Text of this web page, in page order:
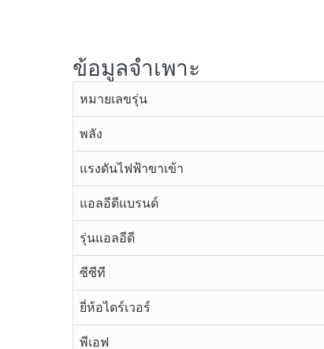
ข้อมูลจำเพาะ
หมายเลขรุ่น
พลัง
แรงดันไฟฟ้าขาเข้า
แอลอีดีแบรนด์
รุ่นแอลอีดี
ซีซีที
ยี่ห้อไดร์เวอร์
พีเอฟ